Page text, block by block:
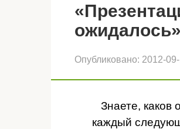
ожидалось»
Опубликовано: 2012-
Знаете, каков
каждый